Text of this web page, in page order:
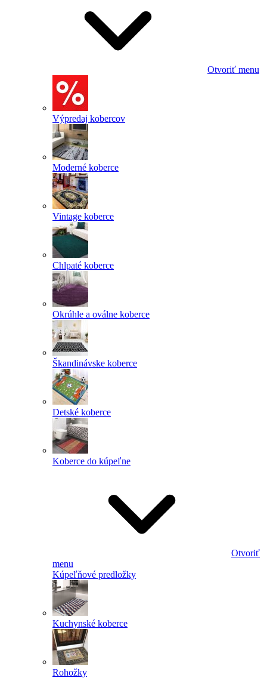
Otvoriť menu
Výpredaj kobercov
Moderné koberce
Vintage koberce
Chlpaté koberce
Okrúhle a oválne koberce
Škandinávske koberce
Detské koberce
Koberce do kúpeľne
Otvoriť
menu
Kúpeľňové predložky
Kuchynské koberce
Rohožky